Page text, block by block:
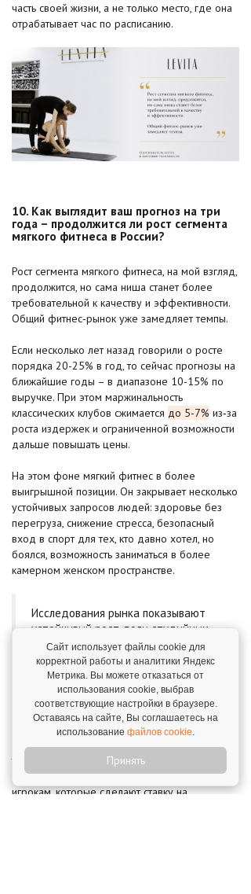
часть своей жизни, а не только место, где она
отрабатывает час по расписанию.
10. Как выглядит ваш прогноз на три
года – продолжится ли рост сегмента
мягкого фитнеса в России?
Рост сегмента мягкого фитнеса, на мой взгляд,
продолжится, но сама ниша станет более
требовательной к качеству и эффективности.
Общий фитнес‑рынок уже замедляет темпы.
Если несколько лет назад говорили о росте
порядка 20-25% в год, то сейчас прогнозы на
ближайшие годы – в диапазоне 10-15% по
выручке. При этом маржинальность
классических клубов сжимается до 5-7% из‑за
роста издержек и ограниченной возможности
дальше повышать цены.
На этом фоне мягкий фитнес в более
выигрышной позиции. Он закрывает несколько
устойчивых запросов людей: здоровье без
перегруза, снижение стресса, безопасный
вход в спорт для тех, кто давно хотел, но
боялся, возможность заниматься в более
камерном женском пространстве.
Исследования рынка показывают
устойчивый рост доли студийных
форматов в структуре фитнес‑услуг.
Именно за счёт них ожидается
дальнейший прирост рынка в
горизонте 5–7 лет.
Я смотрю на ближайшие три года как на
период, когдамягкий фитнес будет расти
темпами выше среднего по рынку
рост удастся не всем. Он уйдёт к сильнейшим
игрокам, которые сделают ставку на
Сайт использует файлы cookie для
корректной работы и аналитики Яндекс
Метрика. Вы можете отказаться от
использования cookie, выбрав
соответствующие настройки в браузере.
Оставаясь на сайте, Вы соглашаетесь на
использование файлов cookie.
Принять